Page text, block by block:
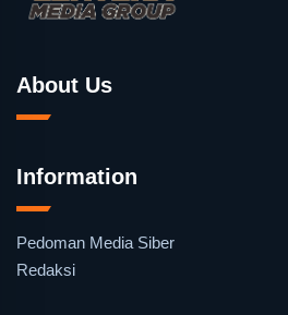
About Us
Information
Pedoman Media Siber
Redaksi